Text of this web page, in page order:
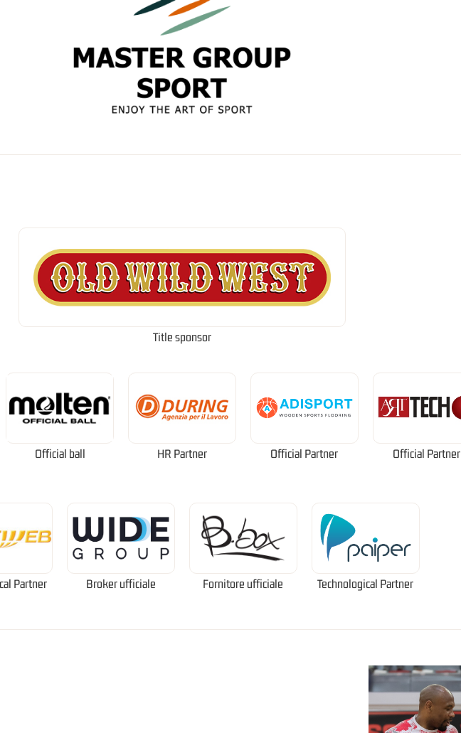
Title sponsor
Official ball HR Partner Official Partner Official Partner
Partner Broker ufficiale Fornitore ufficiale Technological Partner